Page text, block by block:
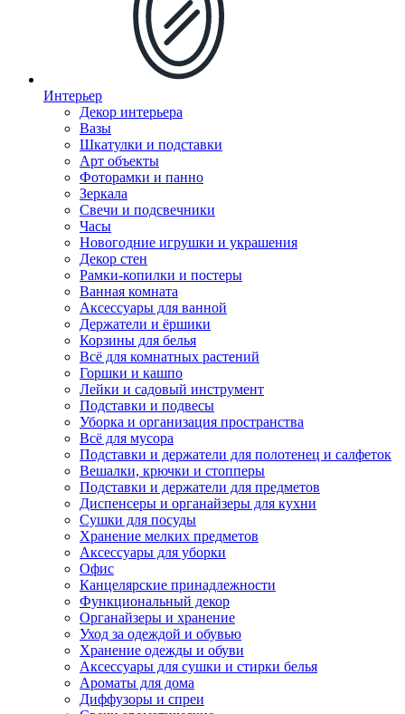
Интерьер
Декор интерьера
Вазы
Шкатулки и подставки
Арт объекты
Фоторамки и панно
Зеркала
Свечи и подсвечники
Часы
Новогодние игрушки и украшения
Декор стен
Рамки-копилки и постеры
Ванная комната
Аксессуары для ванной
Держатели и ёршики
Корзины для белья
Всё для комнатных растений
Горшки и кашпо
Лейки и садовый инструмент
Подставки и подвесы
Уборка и организация пространства
Всё для мусора
Подставки и держатели для полотенец и салфеток
Вешалки, крючки и стопперы
Подставки и держатели для предметов
Диспенсеры и органайзеры для кухни
Сушки для посуды
Хранение мелких предметов
Аксессуары для уборки
Офис
Канцелярские принадлежности
Функциональный декор
Органайзеры и хранение
Уход за одеждой и обувью
Хранение одежды и обуви
Аксессуары для сушки и стирки белья
Ароматы для дома
Диффузоры и спреи